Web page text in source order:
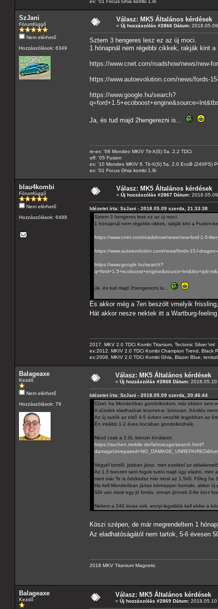
ex: '01 Focus Ghia kombi 1.8i
SzJani
Fórumfüggő
Nem elérhető
Hozzászólások: 6349
Válasz: MK5 Általános kérdések
« Új hozzászólás #2866 Dátum:
Sztem 3 hengeres lesz ez az új moci.
1 hónapnál nem régebbi cikkek, rakják kint
https://www.cnet.com/roadshow/news/new-
https://www.autoevolution.com/news/fords-
https://www.google.hu/search?
Ja, és tud majd 2hengerezni is...
re-ex: '08 Mondeo MKIV Tit-X(S) 5a. 2.2 TDCi
off: '05 Fusion
ex: '10 Mondeo MKIV fl. Tit-X(S) 5a. 2.0 EcoB (240PS)
ex: '01 Focus Ghia kombi 1.8i
blau4kombi
Fórumfüggő
Nem elérhető
Hozzászólások: 6488
Válasz: MK5 Általános kérdések
« Új hozzászólás #2867 Dátum:
Idézetet írta: SzJani - 2018.05.09 szerda, 21:33:38
Sztem 3 hengeres lesz ez az új moci.
1 hónapnál nem régebbi cikkek, rakják kint a Fusion-
https://www.cnet.com/roadshow/news/new-ford-1-5-
https://www.autoevolution.com/news/fords-15-l-
https://www.google.hu/search?
Ja, és tud majd 2hengerezni is...
És akkor még a 7en beszólt vmelyik
Hát akkor nesze nektek itt a Wartburg-
2017. MKV 2.0 TDCi Kombi Titanium, Tectonic Silver \m/
ex:2012. MKIV 2.0 TDCi Kombi Champion Trend, Black
ex:2008. MKIV 2.0 TDCi Kombi Ghia, Blazer Blue,
Balageaxe
Kezdő
Nem elérhető
Hozzászólások: 79
Válasz: MK5 Általános kérdések
« Új hozzászólás #2868 Dátum: 2018.05.10
Idézetet írta: SzJani - 2018.05.09 szerda, 20:46:44
Dízel: ha Mondeóban gondolkodom, már ebben sem
A dízelek eladhatóak lesznek-e: biztosan. Kérdés
Az új autók az első 4-5 évben veszítik legjobban az
Én inkább 1-2 éves kocsiban gondolkodnék.
Nézd csak a 2.0L benzin kínálatot:
https://suchen.mobile.de/fahrzeuge/search.html?
Vegyél kintről, jobban jársz, mint ezekkel az
Az 1.5 benzint sem fogok tudni majd úgy eladni, mint
mert már Te is ódzkodsz már most az 1.5től. Főleg ha
Ha kell Mondeóban jártas bérnepper kontakt, akkor írj
Sőt van most egy jó forrás, onnan jönnek 3-6e km-t
Nekem a 240 lovas volt, annyi legalább kell ebbe a
Köszi szépen, de már megrendeltem 1
Az eladhatóságától nem tartok, 5-6 évesen
2018 MKV Titanium Magnetic
Balageaxe
Kezdő
Válasz: MK5 Általános kérdések
« Új hozzászólás #2869 Dátum: 2018.05.10